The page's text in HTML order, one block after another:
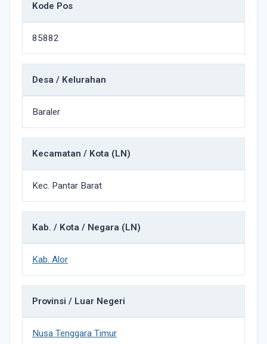
Kode Pos
85882
Desa / Kelurahan
Baraler
Kecamatan / Kota (LN)
Kec. Pantar Barat
Kab. / Kota / Negara (LN)
Kab. Alor
Provinsi / Luar Negeri
Nusa Tenggara Timur